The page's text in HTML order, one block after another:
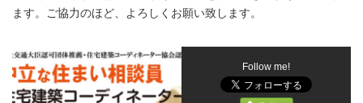
ます。ご協力のほど、よろしくお願い致します。
Follow me!